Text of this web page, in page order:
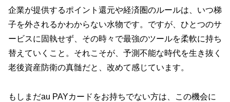
企業が提供するポイント還元や経済圏のルールは、いつ梯
子を外されるかわからない水物です。ですが、ひとつのサ
ービスに固執せず、その時々で最強のツールを柔軟に持ち
替えていくこと。それこそが、予測不能な時代を生き抜く
老後資産防衛の真髄だと、改めて感じています。
もしまだau PAYカードをお持ちでない方は、この機会に